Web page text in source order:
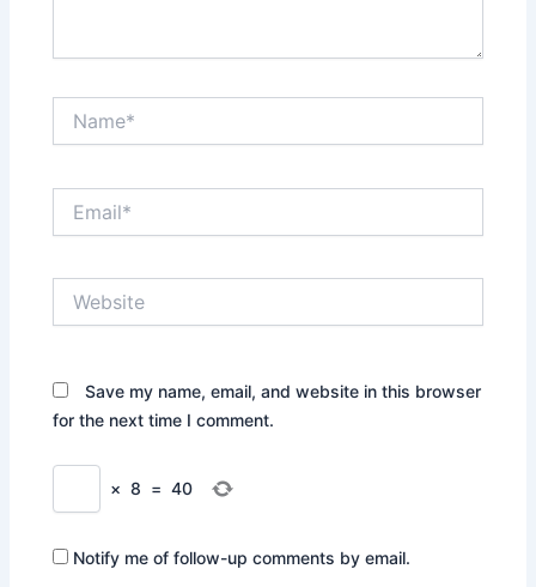
Save my name, email, and website in this browser
for the next time I comment.
× 8 = 40
Notify me of follow-up comments by email.